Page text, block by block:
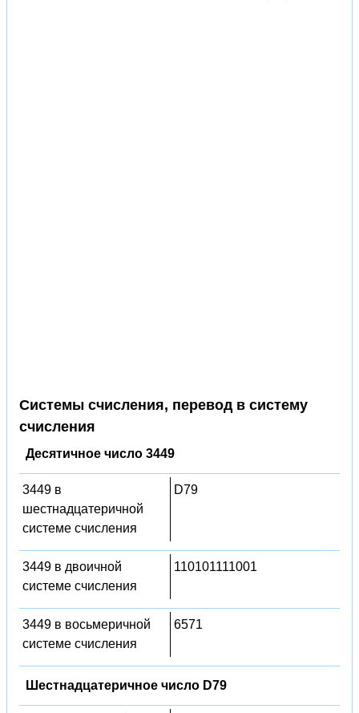
Системы счисления, перевод в систему
счисления
Десятичное число 3449
3449 в
шестнадцатеричной
системе счисления
D79
3449 в двоичной
системе счисления
110101111001
3449 в восьмеричной
системе счисления
6571
Шестнадцатеричное число D79